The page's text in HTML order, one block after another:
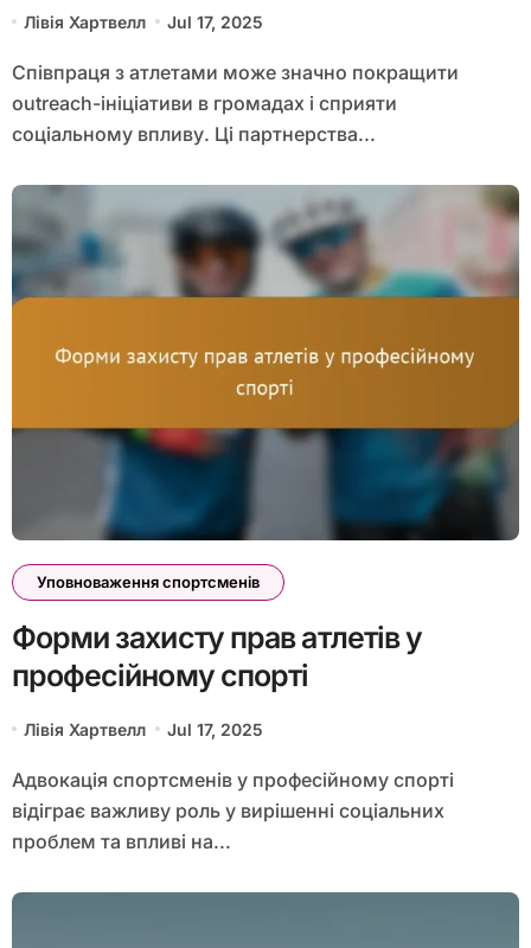
Лівія Хартвелл Jul 17, 2025
Співпраця з атлетами може значно покращити
outreach-ініціативи в громадах і сприяти
соціальному впливу. Ці партнерства...
Уповноваження спортсменів
Форми захисту прав атлетів у
професійному спорті
Лівія Хартвелл Jul 17, 2025
Адвокація спортсменів у професійному спорті
відіграє важливу роль у вирішенні соціальних
проблем та впливі на...